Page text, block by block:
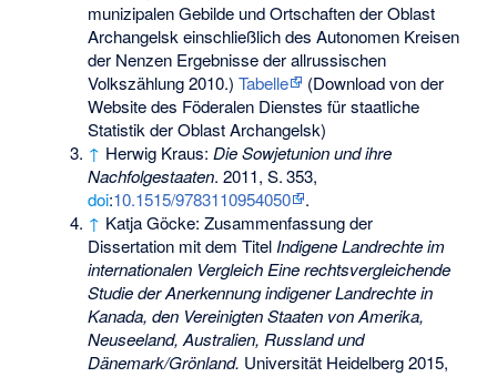
munizipalen Gebilde und Ortschaften der Oblast
Archangelsk einschließlich des Autonomen Kreisen
der Nenzen Ergebnisse der allrussischen
Volkszählung 2010.)Tabelle
(Download von der
Website des Föderalen Dienstes für staatliche
Statistik der Oblast Archangelsk)
↑ Herwig Kraus:Die Sowjetunion und ihre
Nachfolgestaaten. 2011,S.353,
doi:10.1515/9783110954050
.
↑ Katja Göcke: Zusammenfassung der
Dissertation mit dem Titel Indigene Landrechte im
internationalen Vergleich Eine rechtsvergleichende
Studie der Anerkennung indigener Landrechte in
Kanada, den Vereinigten Staaten von Amerika,
Neuseeland, Australien, Russland und
Dänemark/Grönland. Universität Heidelberg 2015,